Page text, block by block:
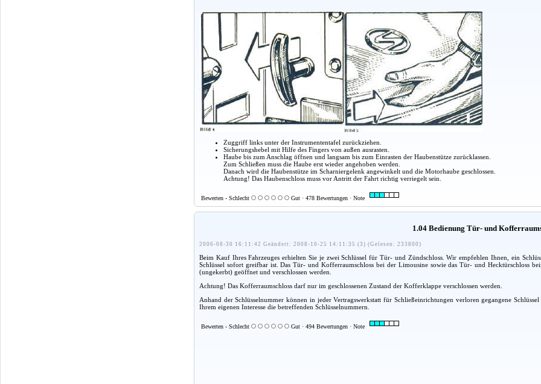
Zuggriff links unter der Instrumententafel zurückziehen.
Sicherungshebel mit Hilfe des Fingers von außen ausrasten.
Haube bis zum Anschlag öffnen und langsam bis zum Einrasten der Haubenstütze zurücklassen.
Zum Schließen muss die Haube erst wieder angehoben werden.
Danach wird die Haubenstütze im Scharniergelenk angewinkelt und die Motorhaube geschlossen.
Achtung! Das Haubenschloss muss vor Antritt der Fahrt richtig verriegelt sein.
Bewerten - Schlecht Gut · 478 Bewertungen · Note
1.04 Bedienung Tür- und
2006-08-30 16:11:42 Geändert: 2008-10-25 14:11:35 (3) (Gelesen: 233800)
Beim Kauf Ihres Fahrzeuges erhielten Sie je zwei Schlüssel für Tür- und Zündschloss. Wir empfehlen Ihnen, ein
Schlüssel sofort greifbar ist. Das Tür- und Kofferraumschloss bei der Limousine sowie das Tür- und Hecktürschloss
(ungekerbt) geöffnet und verschlossen werden.
Achtung! Das Kofferraumschloss darf nur im geschlossenen Zustand der Kofferklappe verschlossen werden.
Anhand der Schlüsselnummer können in jeder Vertragswerkstatt für Schließeinrichtungen verloren gegangene
Ihrem eigenen Interesse die betreffenden Schlüsselnummern.
Bewerten - Schlecht Gut · 494 Bewertungen · Note